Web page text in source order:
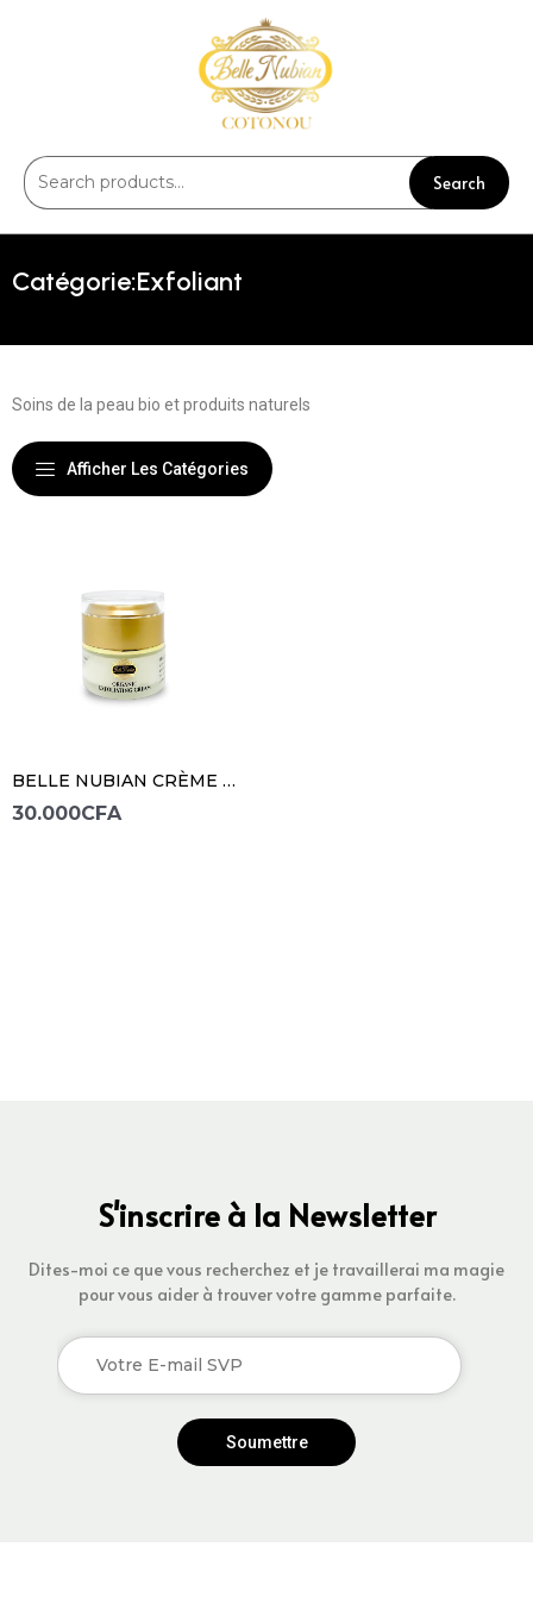
Search
Exfoliant
Soins de la peau bio et produits naturels
Afficher Les Catégories
BELLE NUBIAN CRÈME EXFOLIANTE ORGANIQUE POUR VISAGE
30.000CFA
S'inscrire à la Newsletter
Dites-moi ce que vous recherchez et je travaillerai ma magie
pour vous aider à trouver votre gamme parfaite.
Soumettre